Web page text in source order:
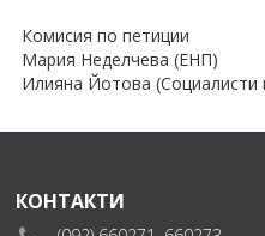
Комисия по петиции
Мария Неделчева (ЕНП)
Илияна Йотова (Социалисти
КОНТАКТИ